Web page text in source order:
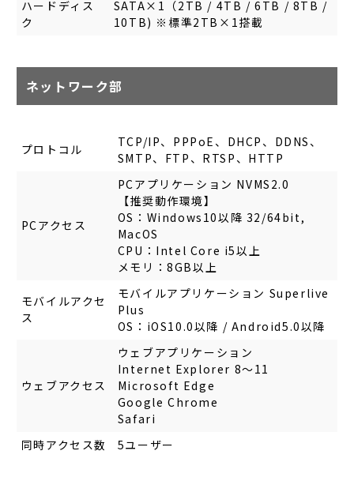
ハードディス
ク
SATA×1（2TB / 4TB / 6TB / 8TB /
10TB) ※標準2TB×1搭載
ネットワーク部
プロトコル
TCP/IP、PPPoE、DHCP、DDNS、
SMTP、FTP、RTSP、HTTP
PCアクセス
PCアプリケーション NVMS2.0
【推奨動作環境】
OS：Windows10以降 32/64bit,
MacOS
CPU：Intel Core i5以上
メモリ：8GB以上
モバイルアクセ
ス
モバイルアプリケーション Superlive
Plus
OS：iOS10.0以降 / Android5.0以降
ウェブアクセス
ウェブアプリケーション
Internet Explorer 8～11
Microsoft Edge
Google Chrome
Safari
同時アクセス数
5ユーザー